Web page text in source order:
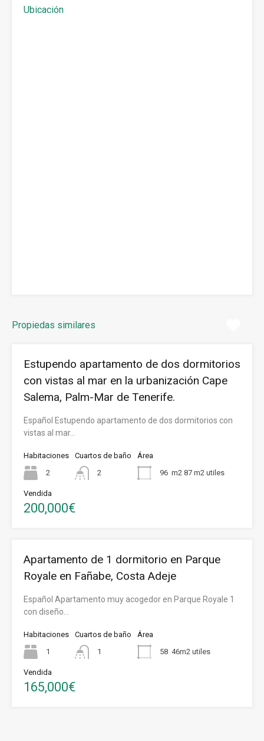
Ubicación
Propiedas similares
Estupendo apartamento de dos dormitorios
con vistas al mar en la urbanización Cape
Salema, Palm-Mar de Tenerife.
Español Estupendo apartamento de dos dormitorios con
vistas al mar…
Habitaciones
2
Cuartos de baño
2
Área
96 m2 87 m2 utiles
Vendida
200,000€
Apartamento de 1 dormitorio en Parque
Royale en Fañabe, Costa Adeje
Español Apartamento muy acogedor en Parque Royale 1
con diseño…
Habitaciones
1
Cuartos de baño
1
Área
58 46m2 utiles
Vendida
165,000€